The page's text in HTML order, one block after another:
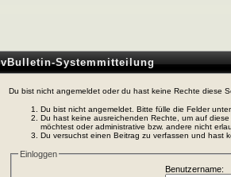
vBulletin-Systemmitteilung
Du bist nicht angemeldet oder du hast keine Rechte diese
Du bist nicht angemeldet. Bitte fülle die Felder
Du hast keine ausreichenden Rechte, um auf
möchtest oder administrative bzw. andere nicht
Du versuchst einen Beitrag zu verfassen und hast
Einloggen
Benutzername: